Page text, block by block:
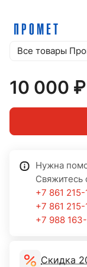
Все товары
10 000 ₽
Нужна
Свяжитесь
+7 861
+7 861
+7 988
Скидка